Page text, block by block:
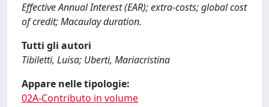
Effective Annual Interest (EAR); extra-costs; global cost
of credit; Macaulay duration.
Tutti gli autori
Tibiletti, Luisa; Uberti, Mariacristina
Appare nelle tipologie:
02A-Contributo in volume